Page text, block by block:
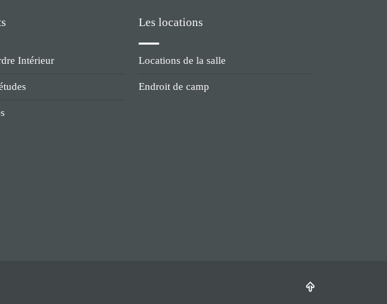
Intérieur
Les locations
Locations de la salle
Endroit de camp